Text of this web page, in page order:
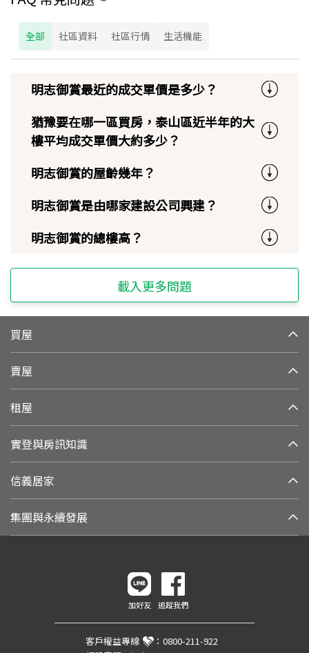
全部 社區資料 社區行情 生活機能
明志御賞最近的成交單價是多少？
猶豫要在哪一區買房，泰山區近半年的大
樓平均成交單價大約多少？
明志御賞的屋齡幾年？
明志御賞是由哪家建設公司興建？
明志御賞的總樓高？
載入更多問題
買屋
賣屋
租屋
實登與房訊知識
信義居家
集團與永續發展
加好友 追蹤我們
客戶權益專線 ： 0800-211-922